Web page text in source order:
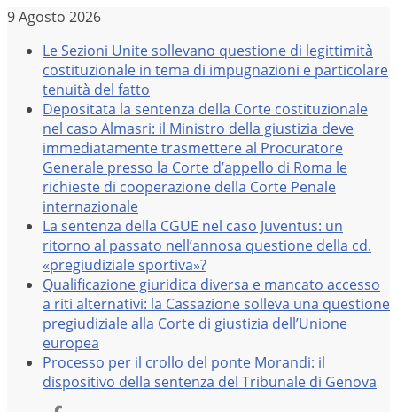
Salta
contenuto
9 Agosto 2026
Le Sezioni Unite sollevano questione di legittimità
costituzionale in tema di impugnazioni e particolare
tenuità del fatto
Depositata la sentenza della Corte costituzionale
nel caso Almasri: il Ministro della giustizia deve
immediatamente trasmettere al Procuratore
Generale presso la Corte d’appello di Roma le
richieste di cooperazione della Corte Penale
internazionale
La sentenza della CGUE nel caso Juventus: un
ritorno al passato nell’annosa questione della cd.
«pregiudiziale sportiva»?
Qualificazione giuridica diversa e mancato accesso
a riti alternativi: la Cassazione solleva una questione
pregiudiziale alla Corte di giustizia dell’Unione
europea
Processo per il crollo del ponte Morandi: il
dispositivo della sentenza del Tribunale di Genova